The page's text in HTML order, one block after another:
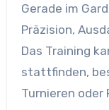
Gerade im
Präzision,
Das Training
stattfinden,
Turnieren oder